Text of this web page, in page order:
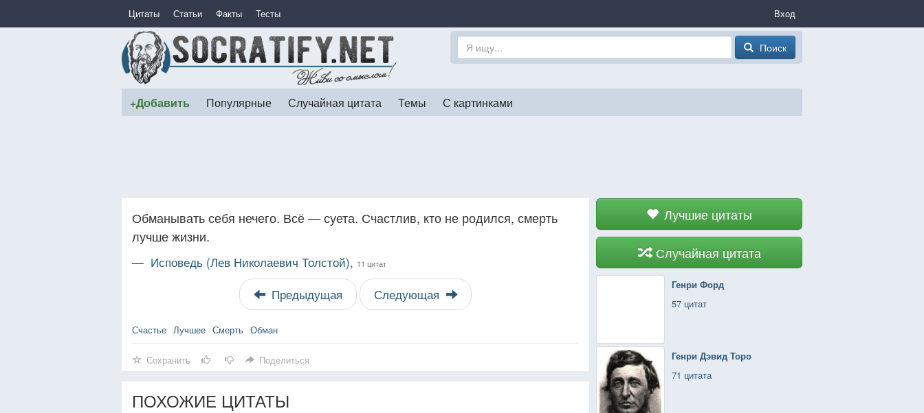
Цитаты Статьи Факты Тесты Вход
Поиск
+Добавить Популярные Случайная цитата Темы С картинками
Лучшие цитаты
Случайная цитата
Генри Форд
57 цитат
Генри Дэвид Торо
71 цитата
Обманывать себя нечего. Всё — суета. Счастлив, кто не родился, смерть
лучше жизни.
— Исповедь (Лев Николаевич Толстой), 11 цитат
Предыдущая Следующая
Счастье Лучшее Смерть Обман
Сохранить Поделиться
ПОХОЖИЕ ЦИТАТЫ